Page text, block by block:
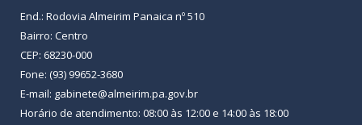
End.: Rodovia Almeirim Panaica nº 510
Bairro: Centro
CEP: 68230-000
Fone: (93) 99652-3680
E-mail: gabinete@almeirim.pa.gov.br
Horário de atendimento: 08:00 às 12:00 e 14:00 às 18:00